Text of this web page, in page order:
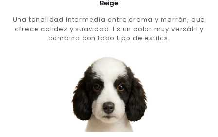
Beige
Una tonalidad intermedia entre crema y marrón, que
ofrece calidez y suavidad. Es un color muy versátil y
combina con todo tipo de estilos.